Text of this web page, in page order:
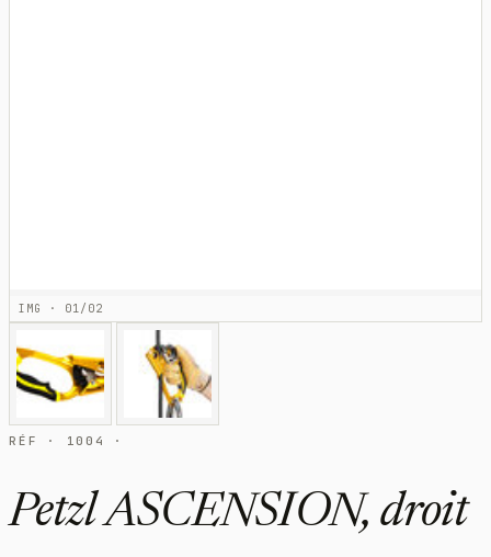
IMG · 01/02
RÉF · 1004 ·
Petzl ASCENSION, droit